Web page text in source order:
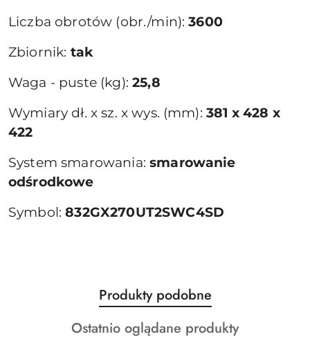
Liczba obrotów (obr./min):3600
Zbiornik: tak
Waga - puste (kg):25,8
Wymiary dł. x sz. x wys. (mm): 381 x 428 x
422
System smarowania:smarowanie
odśrodkowe
Symbol:832GX270UT2SWC4SD
Pomiń karuzelę produktów
Produkty
o
statusie:
Produkty podobne
Produkty
Ostatnio oglądane produkty